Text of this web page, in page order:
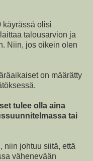
käyrässä olisi
talousarvion ja
Niin, jos oikein olen
on määrätty
tulee olla aina
tai
niin johtuu siitä, että
vähenevään